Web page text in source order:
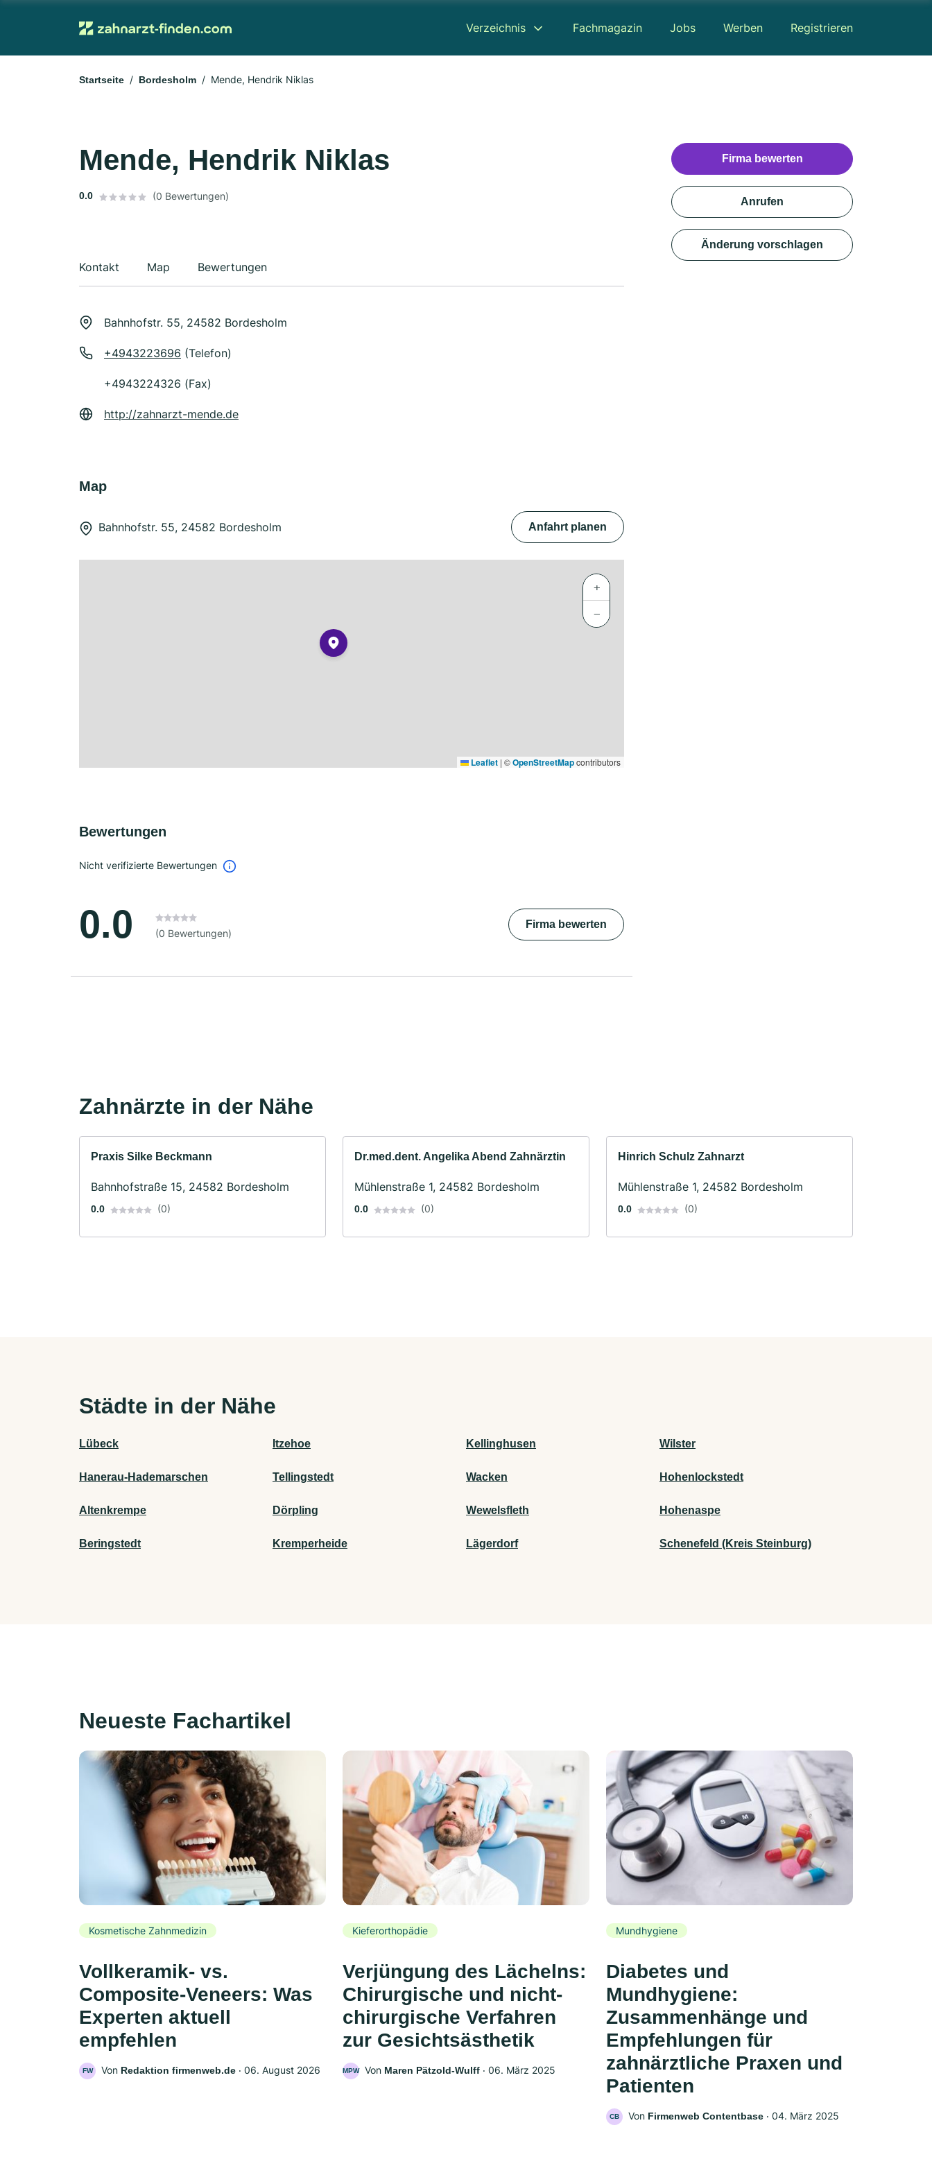
Verzeichnis Fachmagazin Jobs Werben Registrieren
Startseite Bordesholm Mende, Hendrik Niklas
Mende, Hendrik Niklas
0.0 (0 Bewertungen)
Kontakt Map Bewertungen
Bahnhofstr. 55, 24582 Bordesholm
+4943223696 (Telefon)
+4943224326 (Fax)
http://zahnarzt-mende.de
Map
Bahnhofstr. 55, 24582 Bordesholm Anfahrt planen
+
−
Leaflet | ©OpenStreetMapcontributors
Bewertungen
Nicht verifizierte Bewertungen
0.0 (0 Bewertungen)
Firma bewerten
Firma bewerten
Anrufen
Änderung vorschlagen
Zahnärzte in der Nähe
Praxis Silke Beckmann
Bahnhofstraße 15, 24582 Bordesholm
0.0 (0)
Dr.med.dent. Angelika Abend Zahnärztin
Mühlenstraße 1, 24582 Bordesholm
0.0 (0)
Hinrich Schulz Zahnarzt
Mühlenstraße 1, 24582 Bordesholm
0.0 (0)
Städte in der Nähe
Lübeck Itzehoe Kellinghusen Wilster
Hanerau-Hademarschen Tellingstedt Wacken Hohenlockstedt
Altenkrempe Dörpling Wewelsfleth Hohenaspe
Beringstedt Kremperheide Lägerdorf Schenefeld (Kreis Steinburg)
Neueste Fachartikel
Kosmetische Zahnmedizin
Vollkeramik- vs.
Composite-Veneers: Was
Experten aktuell
empfehlen
FW Von Redaktion firmenweb.de ‧ 06. August 2026
Kieferorthopädie
Verjüngung des Lächelns:
Chirurgische und nicht-
chirurgische Verfahren
zur Gesichtsästhetik
MPW Von Maren Pätzold-Wulff ‧ 06. März 2025
Mundhygiene
Diabetes und
Mundhygiene:
Zusammenhänge und
Empfehlungen für
zahnärztliche Praxen und
Patienten
CB Von Firmenweb Contentbase ‧ 04. März 2025